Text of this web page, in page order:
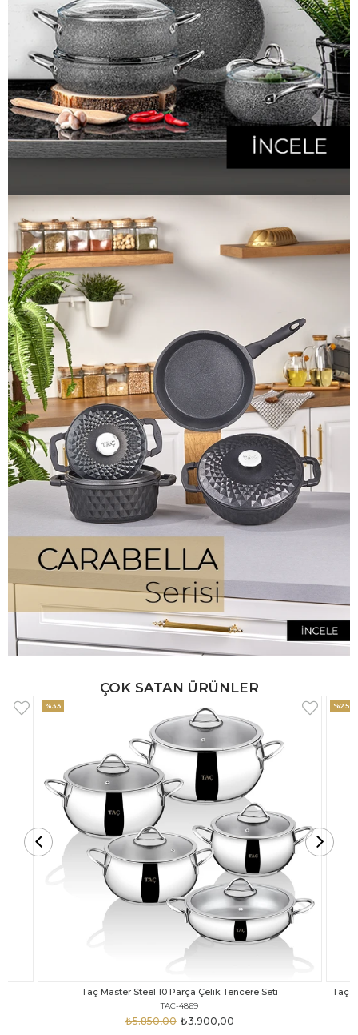
ÇOK SATAN ÜRÜNLER
Taç Carabella Döküm Cam Kapak 7 Parça Tencere Seti Siyah
TAC-3817
₺3.250,00
₺4.350,00
%25 %33